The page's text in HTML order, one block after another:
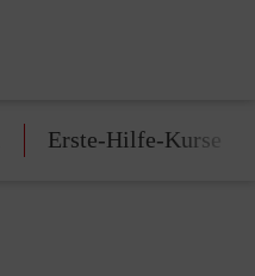
Erste-Hilfe-Kurse